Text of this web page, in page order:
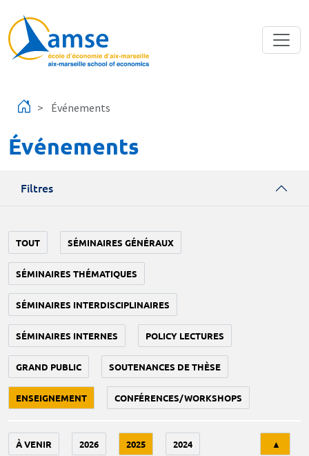
Événements
Événements
Filtres
TOUT SÉMINAIRES GÉNÉRAUX
SÉMINAIRES THÉMATIQUES
SÉMINAIRES INTERDISCIPLINAIRES
SÉMINAIRES INTERNES POLICY LECTURES
GRAND PUBLIC SOUTENANCES DE THÈSE
ENSEIGNEMENT CONFÉRENCES/WORKSHOPS
À VENIR 2026 2025 2024 ▲